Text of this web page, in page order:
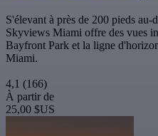
S'élevant à près de 200 pieds
Skyviews Miami offre des vues
Bayfront Park et la ligne
Miami.
4,1 (166)
À partir de
25,00 $US